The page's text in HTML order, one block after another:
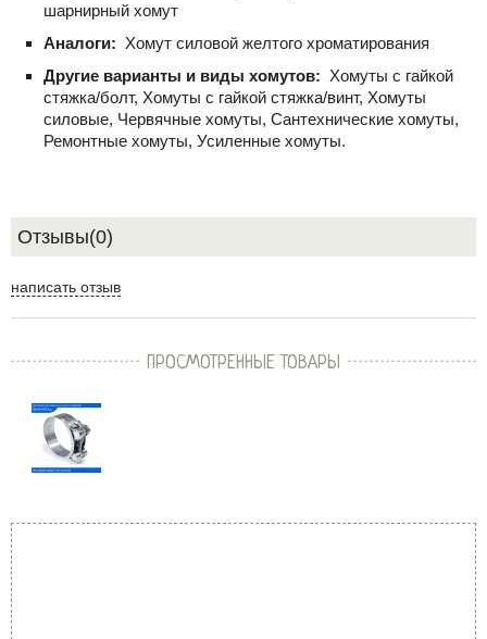
шарнирный хомут
Аналоги: Хомут силовой желтого хроматирования
Другие варианты и виды хомутов: Хомуты с гайкой
стяжка/болт, Хомуты с гайкой стяжка/винт, Хомуты
силовые, Червячные хомуты, Сантехнические хомуты,
Ремонтные хомуты, Усиленные хомуты.
Отзывы(0)
написать отзыв
ПРОСМОТРЕННЫЕ ТОВАРЫ